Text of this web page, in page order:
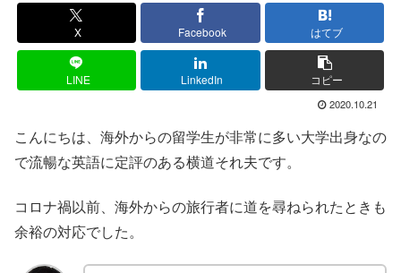
X Facebook はてブ
LINE LinkedIn コピー
2020.10.21
こんにちは、海外からの留学生が非常に多い大学出身なの
で流暢な英語に定評のある横道それ夫です。
コロナ禍以前、海外からの旅行者に道を尋ねられたときも
余裕の対応でした。